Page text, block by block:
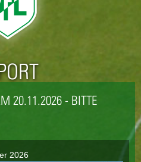
20.11.2026 - BITTE
2026